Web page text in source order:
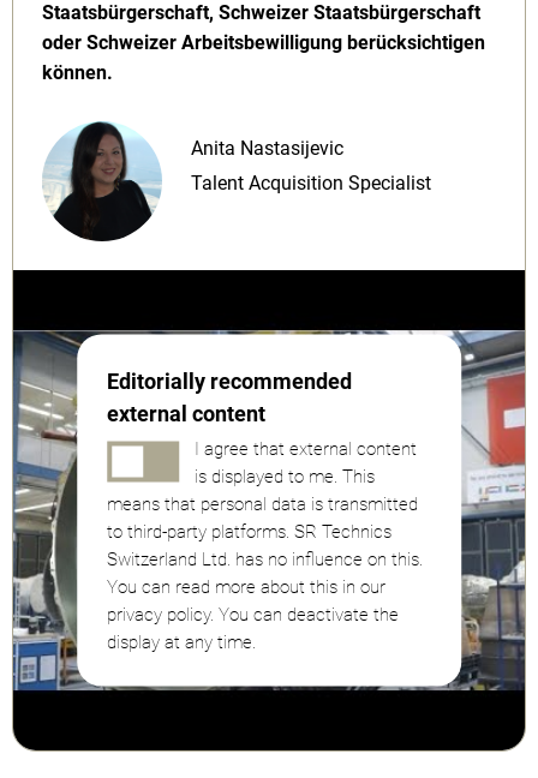
Staatsbürgerschaft, Schweizer Staatsbürgerschaft
oder Schweizer Arbeitsbewilligung berücksichtigen
können.
Anita Nastasijevic
Talent Acquisition Specialist
Editorially recommended
external content
I agree that external content
is displayed to me. This
means that personal data is transmitted
to third-party platforms. SR Technics
Switzerland Ltd. has no influence on this.
You can read more about this in our
privacy policy. You can deactivate the
display at any time.